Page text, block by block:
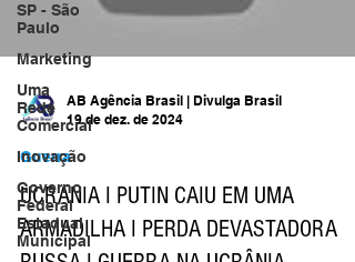
SP - São
Paulo
Marketing
Uma
Rede
Comercial
Inovação
Governo
Federal
Estadual
Municipal
AB Agência Brasil | Divulga Brasil
19 de dez. de 2024
Guerra
UCRANIA I PUTIN CAIU EM UMA
ARMADILHA I PERDA DEVASTADORA